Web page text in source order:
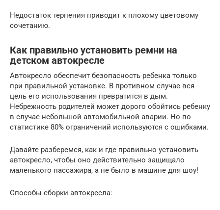
Недостаток терпения приводит к плохому цветовому
сочетанию.
Как правильно установить ремни на
детском автокресле
Автокресло обеспечит безопасность ребенка только
при правильной установке. В противном случае вся
цель его использования превратится в дым.
Небрежность родителей может дорого обойтись ребенку
в случае небольшой автомобильной аварии. Но по
статистике 80% ограничений используются с ошибками.
Давайте разберемся, как и где правильно установить
автокресло, чтобы оно действительно защищало
маленького пассажира, а не было в машине для шоу!
Способы сборки автокресла: